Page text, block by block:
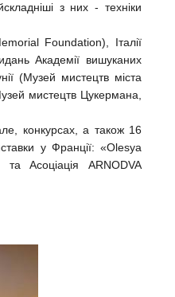
з них - техніки
Foundation), Італії
Академії вишуканих
(Музей мистецтв міста
мистецтв Цукермана,
конкурсах, а також 16
у Франції: «Olesya
Асоціація ARNODVA